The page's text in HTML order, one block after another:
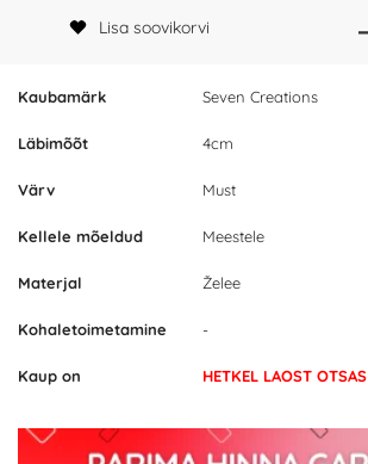
Kaubamärk Seven Creations
Läbimõõt 4cm
Värv Must
Kellele mõeldud Meestele
Materjal Želee
Kohaletoimetamine -
Kaup on HETKEL LAOST OTSAS
Lisa soovikorvi